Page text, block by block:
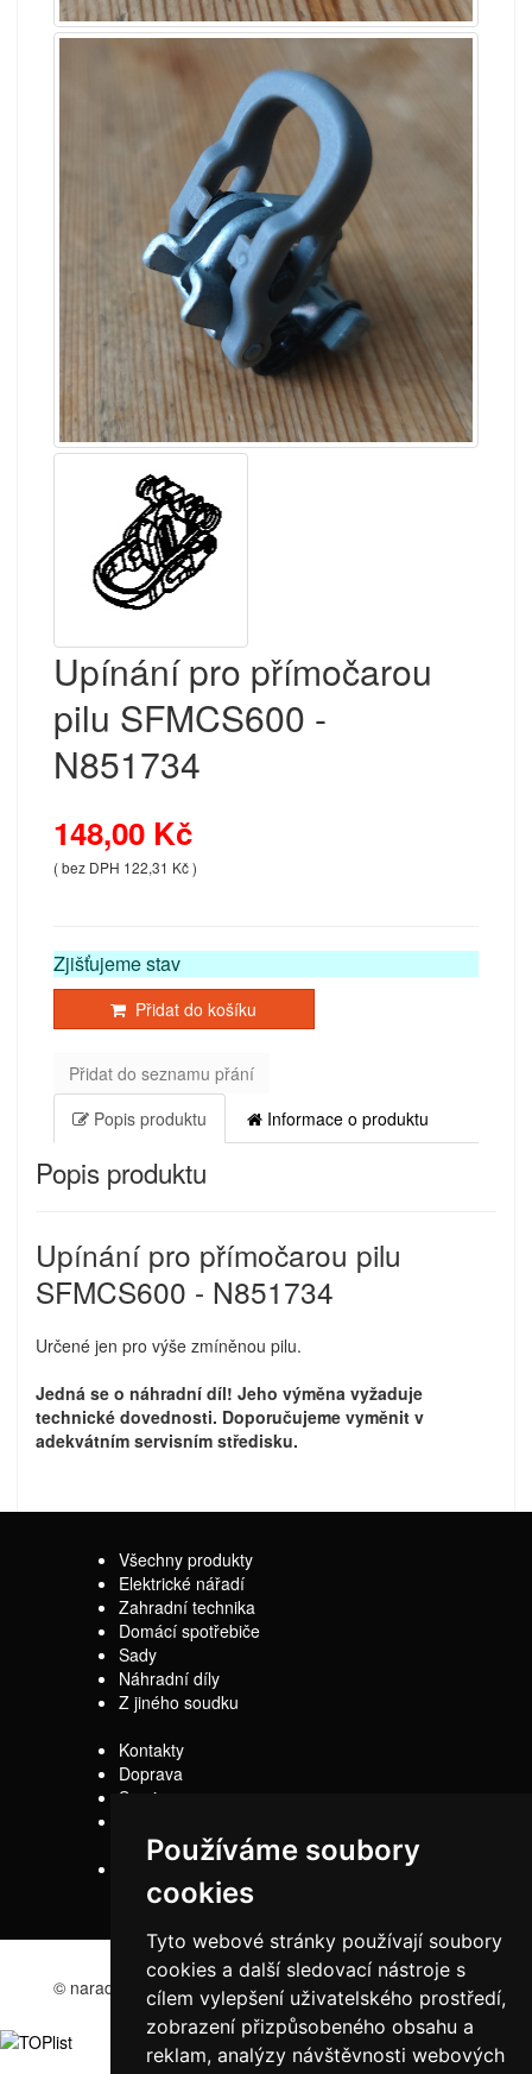
Používáme soubory
cookies
Tyto webové stránky používají soubory
cookies a další sledovací nástroje s
cílem vylepšení uživatelského prostředí,
zobrazení přizpůsobeného obsahu a
reklam, analýzy návštěvnosti webových
Upínání pro přímočarou
pilu SFMCS600 -
N851734
148,00 Kč
( bez DPH 122,31 Kč )
Zjišťujeme stav
Přidat do košíku
Přidat do seznamu přání
Popis produktu
Informace o produktu
Popis produktu
Upínání pro přímočarou pilu
SFMCS600 - N851734
Určené jen pro výše zmíněnou pilu.
Jedná se o náhradní díl! Jeho výměna vyžaduje
technické dovednosti. Doporučujeme vyměnit v
adekvátním servisním středisku.
Všechny produkty
Elektrické nářadí
Zahradní technika
Domácí spotřebiče
Sady
Náhradní díly
Z jiného soudku
Kontakty
Doprava
Servis
podmínky
Reklamační řád
© naradi-bd.cz 2016